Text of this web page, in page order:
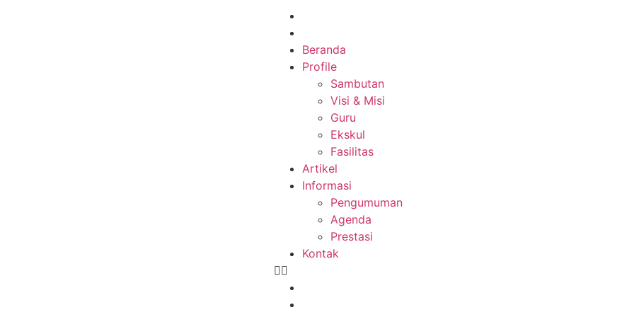
Beranda
Profile
Sambutan
Visi & Misi
Guru
Ekskul
Fasilitas
Artikel
Informasi
Pengumuman
Agenda
Prestasi
Kontak